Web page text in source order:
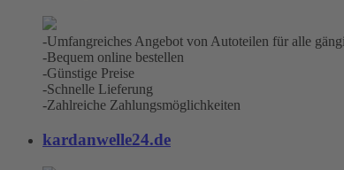
-Umfangreiches Angebot von Autoteilen für alle
-Bequem online bestellen
-Günstige Preise
-Schnelle Lieferung
-Zahlreiche Zahlungsmöglichkeiten
kardanwelle24.de